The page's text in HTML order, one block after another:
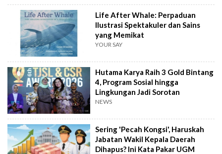
Life After Whale: Perpaduan
Ilustrasi Spektakuler dan Sains
yang Memikat
YOUR SAY
Hutama Karya Raih 3 Gold Bintang
4, Program Sosial hingga
Lingkungan Jadi Sorotan
NEWS
Sering 'Pecah Kongsi', Haruskah
Jabatan Wakil Kepala Daerah
Dihapus? Ini Kata Pakar UGM